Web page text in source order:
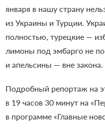
января в нашу страну
из Украины и Турции.
полностью, турецкие —
лимоны под эмбарго не
и апельсины — вне закона.
Подробный репортаж на
в 19 часов 30 минут на
в программе «Главные